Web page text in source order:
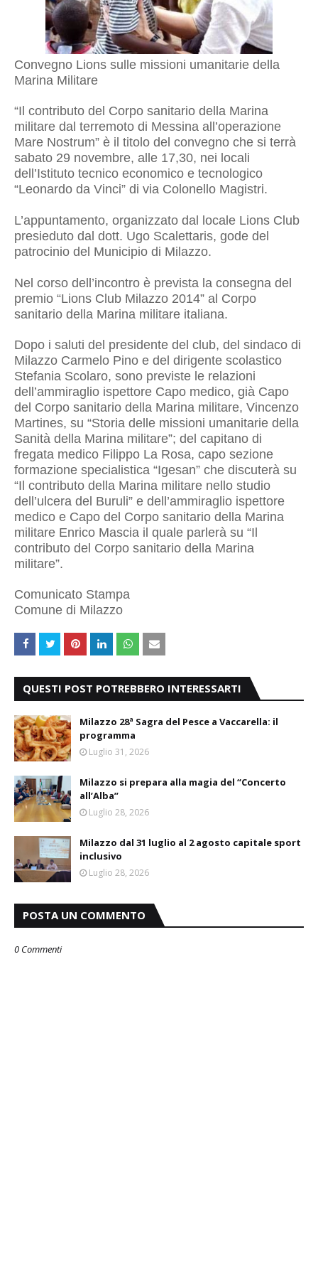
Convegno Lions sulle missioni umanitarie della
Marina Militare
“Il contributo del Corpo sanitario della Marina
militare dal terremoto di Messina all’operazione
Mare Nostrum” è il titolo del convegno che si terrà
sabato 29 novembre, alle 17,30, nei locali
dell’Istituto tecnico economico e tecnologico
“Leonardo da Vinci” di via Colonello Magistri.
L’appuntamento, organizzato dal locale Lions Club
presieduto dal dott. Ugo Scalettaris, gode del
patrocinio del Municipio di Milazzo.
Nel corso dell’incontro è prevista la consegna del
premio “Lions Club Milazzo 2014” al Corpo
sanitario della Marina militare italiana.
Dopo i saluti del presidente del club, del sindaco di
Milazzo Carmelo Pino e del dirigente scolastico
Stefania Scolaro, sono previste le relazioni
dell’ammiraglio ispettore Capo medico, già Capo
del Corpo sanitario della Marina militare, Vincenzo
Martines, su “Storia delle missioni umanitarie della
Sanità della Marina militare”; del capitano di
fregata medico Filippo La Rosa, capo sezione
formazione specialistica “Igesan” che discuterà su
“Il contributo della Marina militare nello studio
dell’ulcera del Buruli” e dell’ammiraglio ispettore
medico e Capo del Corpo sanitario della Marina
militare Enrico Mascia il quale parlerà su “Il
contributo del Corpo sanitario della Marina
militare”.
Comunicato Stampa
Comune di Milazzo
QUESTI POST POTREBBERO INTERESSARTI
Milazzo 28ª Sagra del Pesce a Vaccarella: il
programma
Luglio 31, 2026
Milazzo si prepara alla magia del “Concerto
all’Alba”
Luglio 28, 2026
Milazzo dal 31 luglio al 2 agosto capitale sport
inclusivo
Luglio 28, 2026
POSTA UN COMMENTO
0 Commenti